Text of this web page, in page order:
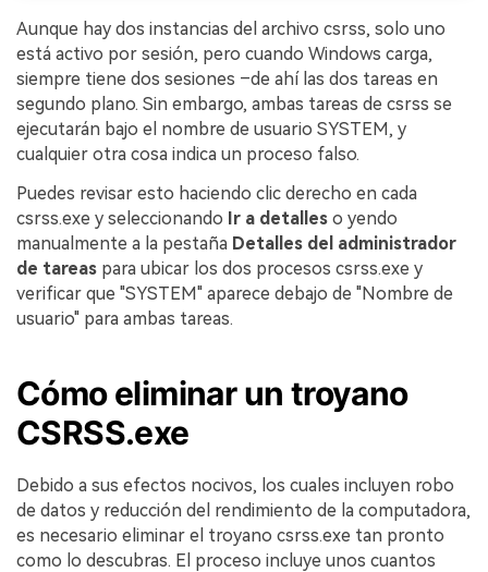
Aunque hay dos instancias del archivo csrss, solo uno
está activo por sesión, pero cuando Windows carga,
siempre tiene dos sesiones –de ahí las dos tareas en
segundo plano. Sin embargo, ambas tareas de csrss se
ejecutarán bajo el nombre de usuario SYSTEM, y
cualquier otra cosa indica un proceso falso.
Puedes revisar esto haciendo clic derecho en cada
csrss.exe y seleccionando Ir a detalles o yendo
manualmente a la pestaña Detalles del administrador
de tareas para ubicar los dos procesos csrss.exe y
verificar que "SYSTEM" aparece debajo de "Nombre de
usuario" para ambas tareas.
Cómo eliminar un troyano
CSRSS.exe
Debido a sus efectos nocivos, los cuales incluyen robo
de datos y reducción del rendimiento de la computadora,
es necesario eliminar el troyano csrss.exe tan pronto
como lo descubras. El proceso incluye unos cuantos